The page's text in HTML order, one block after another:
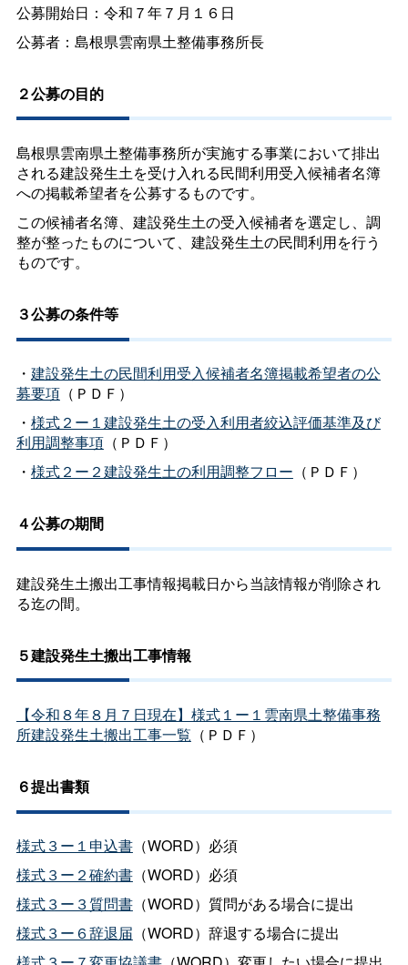
公募開始日：令和７年７月１６日
公募者：島根県雲南県土整備事務所長
２公募の目的
島根県雲南県土整備事務所が実施する事業において排出
される建設発生土を受け入れる民間利用受入候補者名簿
への掲載希望者を公募するものです。
この候補者名簿、建設発生土の受入候補者を選定し、調
整が整ったものについて、建設発生土の民間利用を行う
ものです。
３公募の条件等
・ 建設発生土の民間利用受入候補者名簿掲載希望者の公
募要項（ＰＤＦ）
・ 様式２ー１建設発生土の受入利用者絞込評価基準及び
利用調整事項（ＰＤＦ）
・ 様式２ー２建設発生土の利用調整フロー （ＰＤＦ）
４公募の期間
建設発生土搬出工事情報掲載日から当該情報が削除され
る迄の間。
５建設発生土搬出工事情報
【令和８年８月７日現在】様式１ー１雲南県土整備事務
所建設発生土搬出工事一覧 （ＰＤＦ）
６提出書類
様式３ー１申込書（WORD）必須
様式３ー２確約書（WORD）必須
様式３ー３質問書（WORD）質問がある場合に提出
様式３ー６辞退届 （WORD）辞退する場合に提出